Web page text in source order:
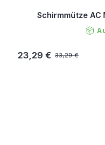
Schirmmütze AC
33,29 €
23,29 €